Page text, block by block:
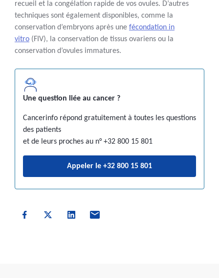
recueil et la congélation rapide de vos ovules. D’autres
techniques sont également disponibles, comme la
conservation d’embryons après une fécondation in
vitro (FIV), la conservation de tissus ovariens ou la
conservation d’ovules immatures.
Une question liée au cancer ?
Cancerinfo répond gratuitement à toutes les questions
des patients
et de leurs proches au n° +32 800 15 801
Appeler le +32 800 15 801